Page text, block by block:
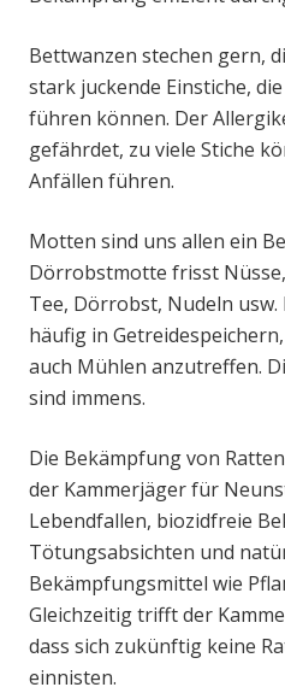
Bettwanzen stechen gern,
stark juckende Einstiche,
führen können. Der
gefährdet, zu viele Stiche
Anfällen führen.
Motten sind uns allen ein
Dörrobstmotte frisst
Tee, Dörrobst, Nudeln usw.
häufig in
auch Mühlen anzutreffen.
sind immens.
Die Bekämpfung von
der Kammerjäger für
Lebendfallen, biozidfreie
Tötungsabsichten und
Bekämpfungsmittel wie
Gleichzeitig trifft der
dass sich zukünftig keine
einnisten.